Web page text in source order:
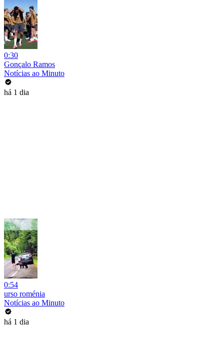
0:30
Gonçalo Ramos
Notícias ao Minuto
há 1 dia
0:54
urso roménia
Notícias ao Minuto
há 1 dia